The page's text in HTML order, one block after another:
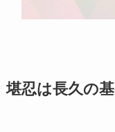
堪忍は長久の基